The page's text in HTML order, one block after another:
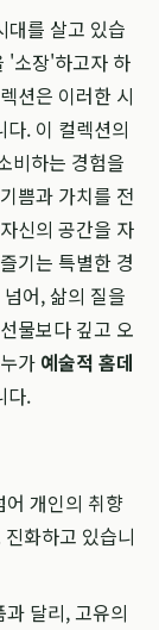
대를 살고 있습
'소장'하고자 하
션은 이러한 시
다. 이 컬렉션의
비하는 경험을
쁨과 가치를 전
신의 공간을 자
기는 특별한 경
어, 삶의 질을
물보다 깊고 오
가 예술적 홈데
다.
어 개인의 취향
화하고 있습니
달리, 고유의